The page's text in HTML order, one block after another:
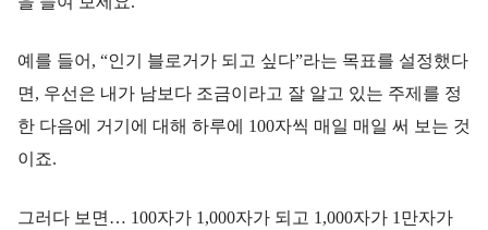
예를 들어, “인기 블로거가 되고 싶다”라는 목표를 설정했다
면, 우선은 내가 남보다 조금이라고 잘 알고 있는 주제를 정
한 다음에 거기에 대해 하루에 100자씩 매일 매일 써 보는 것
이죠.
그러다 보면… 100자가 1,000자가 되고 1,000자가 1만자가